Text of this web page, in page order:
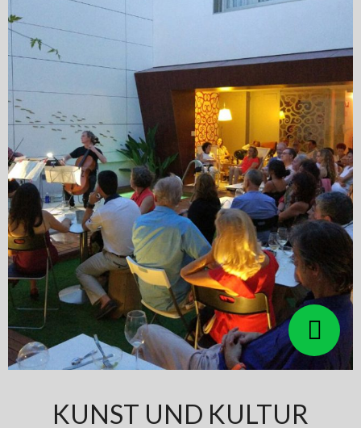
KUNST UND KULTUR